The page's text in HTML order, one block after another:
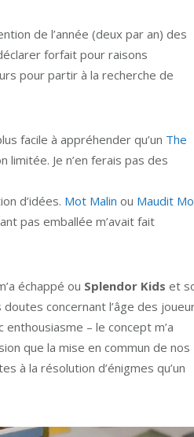
de l’année (deux par an) des
forfait pour raisons
pour partir à la recherche de
facile à appréhender qu’un The
limitée. Je n’en ferais pas des
d’idées. Mot Malin ou Maudit
pas emballée m’avait fait
échappé ou Splendor Kids et
concernant l’âge des
– le concept m’a
que la mise en commun de nos
à la résolution d’énigmes qu’un